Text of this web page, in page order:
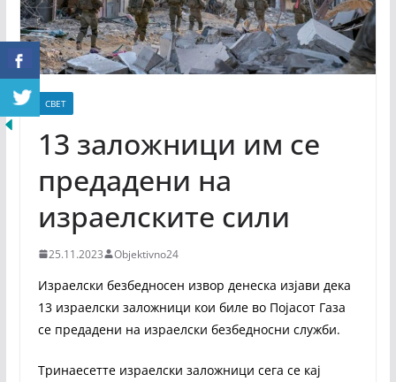
СВЕТ
13 заложници им се
предадени на
израелските сили
25.11.2023 Objektivno24
Израелски безбедносен извор денеска изјави дека
13 израелски заложници кои биле во Појасот Газа
се предадени на израелски безбедносни служби.
Тринаесетте израелски заложници сега се кај